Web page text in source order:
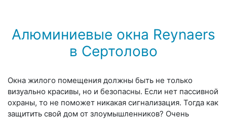
Алюминиевые окна Reynaers
в Сертолово
Окна жилого помещения должны быть не только
визуально красивы, но и безопасны. Если нет пассивной
охраны, то не поможет никакая сигнализация. Тогда как
защитить свой дом от злоумышленников? Очень